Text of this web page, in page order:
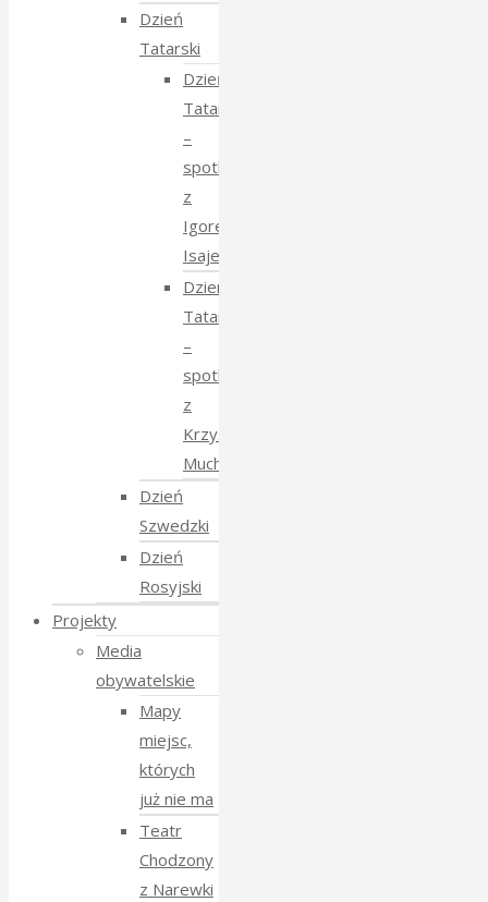
Dzień
Tatarski
Dzień
Tatarski
–
spotkanie
z
Igorem
Isajewem
Dzien
Tatarski
–
spotkanie
z
Krzysztofem
Mucharskim
Dzień
Szwedzki
Dzień
Rosyjski
Projekty
Media
obywatelskie
Mapy
miejsc,
których
już nie ma
Teatr
Chodzony
z Narewki